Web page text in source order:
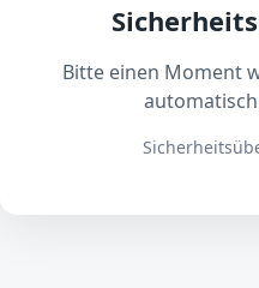
Bitte einen Moment